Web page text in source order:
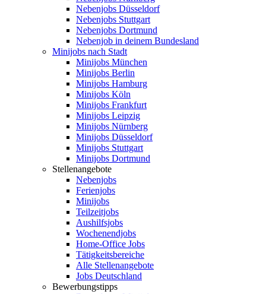
Nebenjobs Düsseldorf
Nebenjobs Stuttgart
Nebenjobs Dortmund
Nebenjob in deinem Bundesland
Minijobs nach Stadt
Minijobs München
Minijobs Berlin
Minijobs Hamburg
Minijobs Köln
Minijobs Frankfurt
Minijobs Leipzig
Minijobs Nürnberg
Minijobs Düsseldorf
Minijobs Stuttgart
Minijobs Dortmund
Stellenangebote
Nebenjobs
Ferienjobs
Minijobs
Teilzeitjobs
Aushilfsjobs
Wochenendjobs
Home-Office Jobs
Tätigkeitsbereiche
Alle Stellenangebote
Jobs Deutschland
Bewerbungstipps